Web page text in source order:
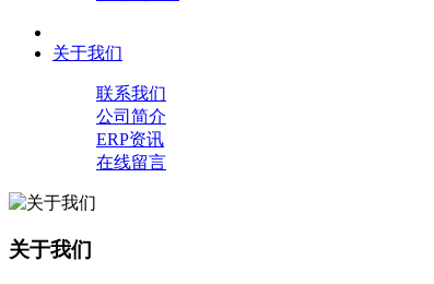
关于我们
联系我们
公司简介
ERP资讯
在线留言
关于我们